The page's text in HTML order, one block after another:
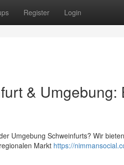
Register Login
& Umgebung:
Umgebung Schweinfurts? Wir
Markt https://